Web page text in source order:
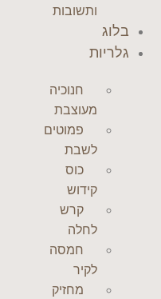
ותשובות
בלוג
גלריות
חנוכיה
מעוצבת
פמוטים
לשבת
כוס
קידוש
קרש
לחלה
חמסה
לקיר
מחזיק